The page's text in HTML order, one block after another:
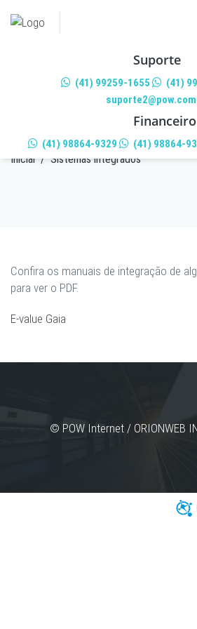
Suporte
(41) 99259-1655
(41)
Financeiro
(41) 98864-9329 (41) 98864-
SISTEMAS
Inicial / Sistemas integrados
Confira os manuais de integração de
para ver o PDF.
E-value Gaia
© POW Internet / ORIONWEB